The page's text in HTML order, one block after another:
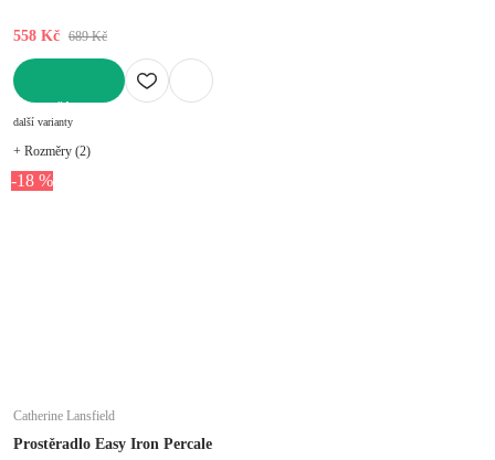
558 Kč 689 Kč
další varianty
+ Rozměry (2)
-18 %
Catherine Lansfield
Prostěradlo Easy Iron Percale